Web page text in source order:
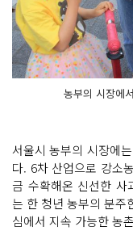
농부의 시장에
서울시 농부의 시장에
다. 6차 산업으로 강소
금 수확해온 신선한 사
는 한 청년 농부의 분주
심에서 지속 가능한 농